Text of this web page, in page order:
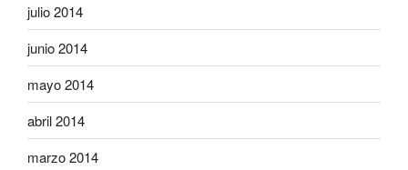
julio 2014
junio 2014
mayo 2014
abril 2014
marzo 2014